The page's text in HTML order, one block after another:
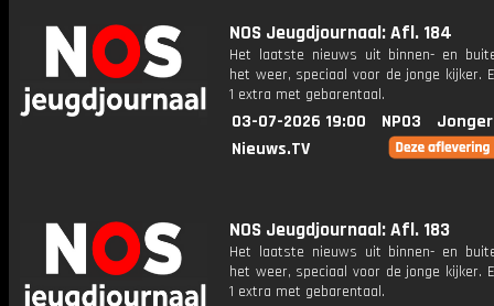
NOS Jeugdjournaal: Afl. 184
Het laatste nieuws uit binnen- en
het weer, speciaal voor de jonge kijker.
1 extra met gebarentaal.
03-07-2026 19:00 NPO3
Nieuws.TV
NOS Jeugdjournaal: Afl. 183
Het laatste nieuws uit binnen- en
het weer, speciaal voor de jonge kijker.
1 extra met gebarentaal.